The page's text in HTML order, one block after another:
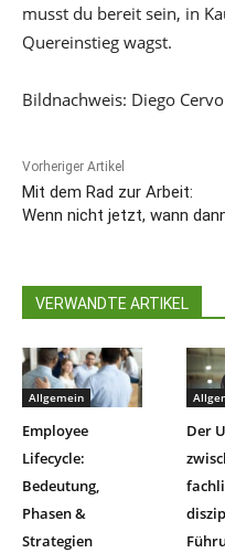
musst du bereit sein, in
Quereinstieg wagst.
Bildnachweis: Diego
Vorheriger Artikel
Mit dem Rad zur Arbeit:
Wenn nicht jetzt, wann
VERWANDTE ARTIKEL
Allgemein
Employee
Lifecycle:
Bedeutung,
Phasen &
Strategien
Der